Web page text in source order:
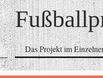
Das Projekt im